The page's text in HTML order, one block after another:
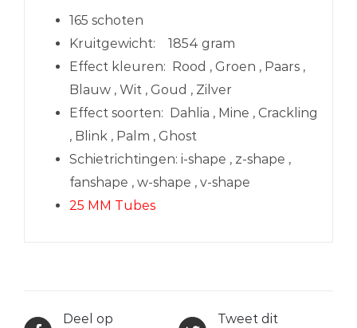
165 schoten
Kruitgewicht: 1854 gram
Effect kleuren: Rood , Groen , Paars ,
Blauw , Wit , Goud , Zilver
Effect soorten: Dahlia , Mine , Crackling
, Blink , Palm , Ghost
Schietrichtingen: i-shape , z-shape ,
fanshape , w-shape , v-shape
25 MM Tubes
Deel op
Tweet dit